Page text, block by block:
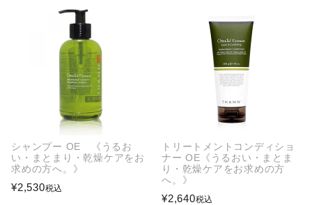
シャンプー OE 《うるお
い・まとまり・乾燥ケアをお
求めの方へ。》
¥2,530税込
トリートメントコンディショ
ナー OE《うるおい・まとま
り・乾燥ケアをお求めの方
へ。》
¥2,640税込